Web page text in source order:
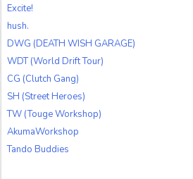
Excite!
hush.
DWG (DEATH WISH GARAGE)
WDT (World Drift Tour)
CG (Clutch Gang)
SH (Street Heroes)
TW (Touge Workshop)
AkumaWorkshop
Tando Buddies